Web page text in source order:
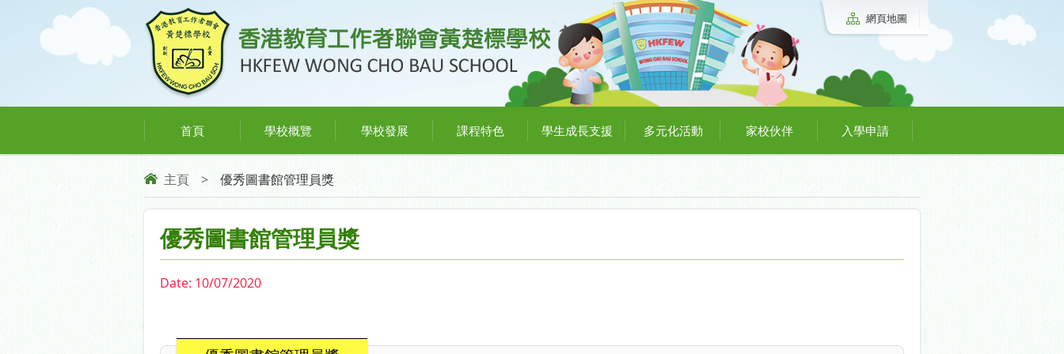
網頁地圖
首頁 學校概覽 學校發展 課程特色 學生成長支援 多元化活動 家校伙伴 入學申請
主頁 > 優秀圖書館管理員獎
優秀圖書館管理員獎
Date: 10/07/2020